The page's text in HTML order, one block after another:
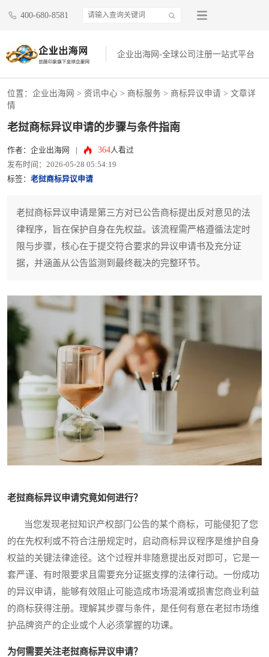
400-680-8581
企业出海网-全球公司注册一站式平台
位置： 企业出海网 > 资讯中心 > 商标服务 > 商标异议申请 > 文章详
情
老挝商标异议申请的步骤与条件指南
作者：企业出海网 364人看过
发布时间：2026-05-28 05:54:19
标签： 老挝商标异议申请
老挝商标异议申请是第三方对已公告商标提出反对意见的法
律程序，旨在保护自身在先权益。该流程需严格遵循法定时
限与步骤，核心在于提交符合要求的异议申请书及充分证
据，并涵盖从公告监测到最终裁决的完整环节。
老挝商标异议申请究竟如何进行？
当您发现老挝知识产权部门公告的某个商标，可能侵犯了您
的在先权利或不符合注册规定时，启动商标异议程序是维护自身
权益的关键法律途径。这个过程并非随意提出反对即可，它是一
套严谨、有时限要求且需要充分证据支撑的法律行动。一份成功
的异议申请，能够有效阻止可能造成市场混淆或损害您商业利益
的商标获得注册。理解其步骤与条件，是任何有意在老挝市场维
护品牌资产的企业或个人必须掌握的功课。
为何需要关注老挝商标异议申请？